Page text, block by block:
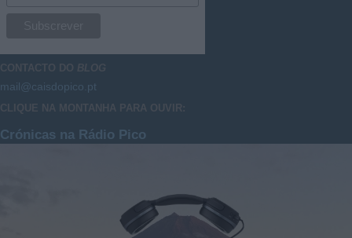
CONTACTO DO BLOG
mail@caisdopico.pt
CLIQUE NA MONTANHA PARA OUVIR:
Crónicas na Rádio Pico